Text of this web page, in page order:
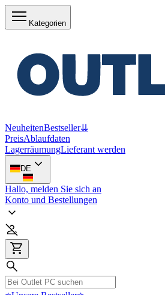
Kategorien
NeuheitenBestseller⇊
PreisAblaufdaten
LagerräumungLieferant werden
DE
Hallo, melden Sie sich an
Konto und Bestellungen